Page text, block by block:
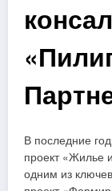
В последние
проект «Жилье
одним из